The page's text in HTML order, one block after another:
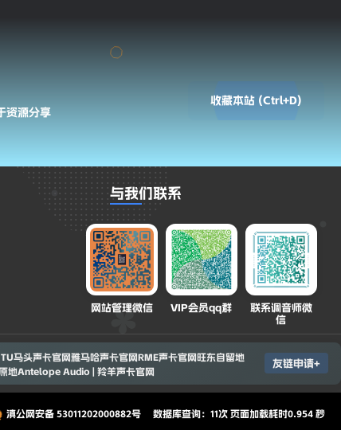
收藏本站 (Ctrl+D)
资源分享
与我们联系
网站管理微信 VIP会员qq群
联系调音师微
信
马头声卡官网雅马哈声卡官网RME声卡官网旺东自留地
地Antelope Audio | 羚羊声卡官网
友链申请+
滇公网安备 53011202000882号 数据库查询：11次 页面加载耗时0.954 秒